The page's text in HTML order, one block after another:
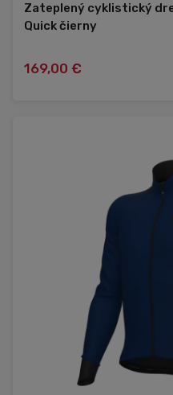
Zateplený cyklistický
Quick čierny
169,00 €